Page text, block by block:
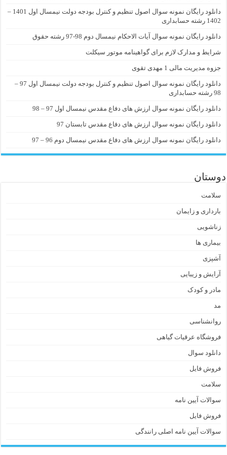
دانلود رایگان نمونه سوال اصول تنظیم و کنترل بودجه دولت نیمسال اول 1401 –
1402 رشته حسابداری
دانلود رایگان نمونه سوال آیات الاحکام نیمسال دوم 98-97 رشته حقوق
شرایط و مدارک لازم برای گواهینامه موتور سیکلت
جزوه مدیریت مالی 1 مهدی تقوی
دانلود رایگان نمونه سوال اصول تنظیم و کنترل بودجه دولت نیمسال اول 97 –
98 رشته حسابداری
دانلود رایگان نمونه سوال ارزش های دفاع مقدس نیمسال اول 97 – 98
دانلود رایگان نمونه سوال ارزش های دفاع مقدس تابستان 97
دانلود رایگان نمونه سوال ارزش های دفاع مقدس نیمسال دوم 96 – 97
دوستان
سلامت
بارداری و زایمان
زناشویی
بیماری ها
آشپزی
آرایش و زیبایی
مادر و کودک
مد
روانشناسی
فروشگاه عرقیات گیاهی
دانلود سوال
فروش فایل
سلامت
سوالات آیین نامه
فروش فایل
سوالات آیین نامه اصلی رانندگی